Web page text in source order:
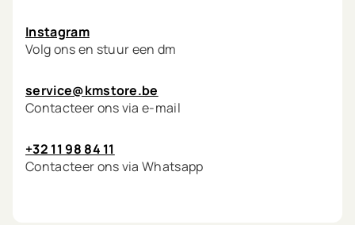
Instagram
Volg ons en stuur een dm
service@kmstore.be
Contacteer ons via e-mail
+32 11 98 84 11
Contacteer ons via Whatsapp